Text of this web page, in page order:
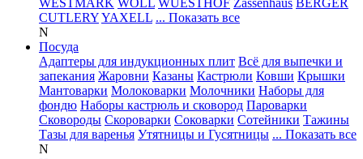
WESTMARK WOLL WUESTHOF Zassenhaus BERGER
CUTLERYYAXELL ... Показать все
N
Посуда
Адаптеры для индукционных плит Всё для выпечки и
запекания Жаровни Казаны Кастрюли Ковши Крышки
Мантоварки Молоковарки Молочники Наборы для
фондю Наборы кастрюль и сковород Пароварки
Сковороды Скороварки Соковарки Сотейники Тажины
Тазы для варенья Утятницы и Гусятницы ... Показать все
N